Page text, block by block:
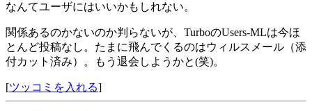
なんてユーザにはいいかもしれない。
関係あるのかないのか判らないが、TurboのUsers-MLは今ほ
とんど投稿なし。たまに飛んでくるのはウィルスメール（添
付カット済み）。もう退会しようかと(笑)。
[ツッコミを入れる]